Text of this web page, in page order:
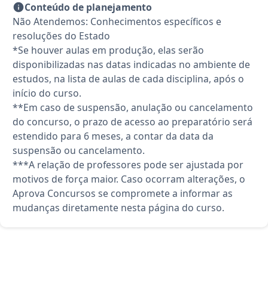
Conteúdo de planejamento
Não Atendemos: Conhecimentos específicos e
resoluções do Estado
*Se houver aulas em produção, elas serão
disponibilizadas nas datas indicadas no ambiente de
estudos, na lista de aulas de cada disciplina, após o
início do curso.
**Em caso de suspensão, anulação ou cancelamento
do concurso, o prazo de acesso ao preparatório será
estendido para 6 meses, a contar da data da
suspensão ou cancelamento.
***A relação de professores pode ser ajustada por
motivos de força maior. Caso ocorram alterações, o
Aprova Concursos se compromete a informar as
mudanças diretamente nesta página do curso.